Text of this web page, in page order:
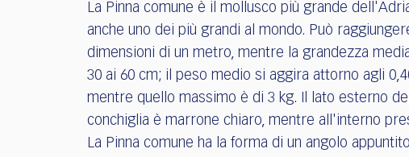
La Pinna comune è il mollusco più grande
anche uno dei più grandi al mondo. Può
dimensioni di un metro, mentre la grandezza
30 ai 60 cm; il peso medio si aggira attorno agli
mentre quello massimo è di 3 kg. Il lato esterno
conchiglia è marrone chiaro, mentre all'interno
La Pinna comune ha la forma di un angolo